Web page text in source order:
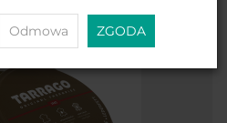
Odmowa ZGODA